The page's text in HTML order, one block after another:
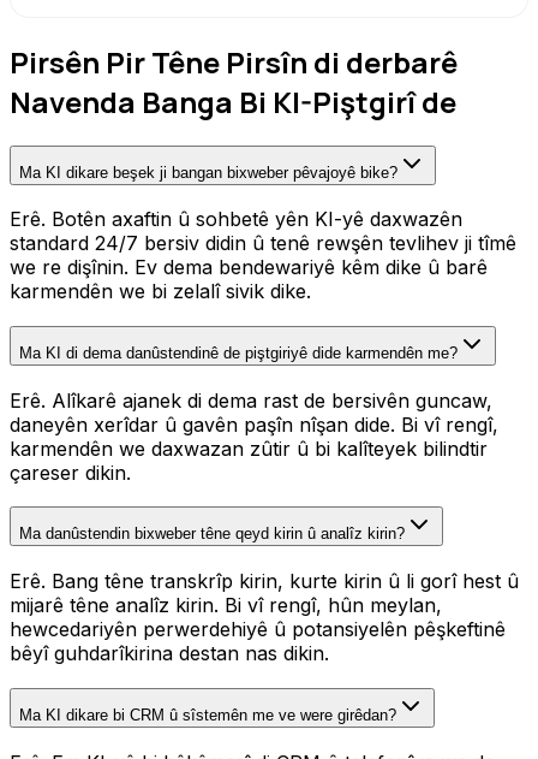
Pirsên Pir Têne Pirsîn di derbarê
Navenda Banga Bi KI-Piştgirî de
Ma KI dikare beşek ji bangan bixweber pêvajoyê bike?
Erê. Botên axaftin û sohbetê yên KI-yê daxwazên
standard 24/7 bersiv didin û tenê rewşên tevlihev ji tîmê
we re dişînin. Ev dema bendewariyê kêm dike û barê
karmendên we bi zelalî sivik dike.
Ma KI di dema danûstendinê de piştgiriyê dide karmendên me?
Erê. Alîkarê ajanek di dema rast de bersivên guncaw,
daneyên xerîdar û gavên paşîn nîşan dide. Bi vî rengî,
karmendên we daxwazan zûtir û bi kalîteyek bilindtir
çareser dikin.
Ma danûstendin bixweber têne qeyd kirin û analîz kirin?
Erê. Bang têne transkrîp kirin, kurte kirin û li gorî hest û
mijarê têne analîz kirin. Bi vî rengî, hûn meylan,
hewcedariyên perwerdehiyê û potansiyelên pêşkeftinê
bêyî guhdarîkirina destan nas dikin.
Ma KI dikare bi CRM û sîstemên me ve were girêdan?